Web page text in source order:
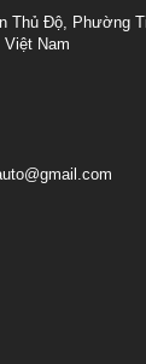
Thủ Độ, Phường
Nam